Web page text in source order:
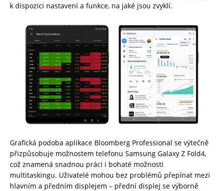
k dispozici nastavení a funkce, na jaké jsou zvyklí.
Grafická podoba aplikace Bloomberg Professional se výtečně
přizpůsobuje možnostem telefonu Samsung Galaxy Z Fold4,
což znamená snadnou práci i bohaté možnosti
multitaskingu. Uživatelé mohou bez problémů přepínat mezi
hlavním a předním displejem – přední displej se výborně